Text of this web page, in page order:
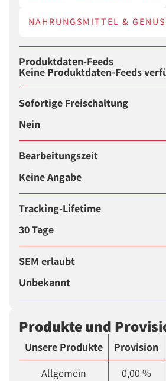
NAHRUNGSMITTEL &
Produktdaten-Feeds
Keine Produktdaten-Feeds
Sofortige Freischaltung
Nein
Bearbeitungszeit
Keine Angabe
Tracking-Lifetime
30 Tage
SEM erlaubt
Unbekannt
Produkte und
Unsere Produkte Provision
Allgemein
0,00 %